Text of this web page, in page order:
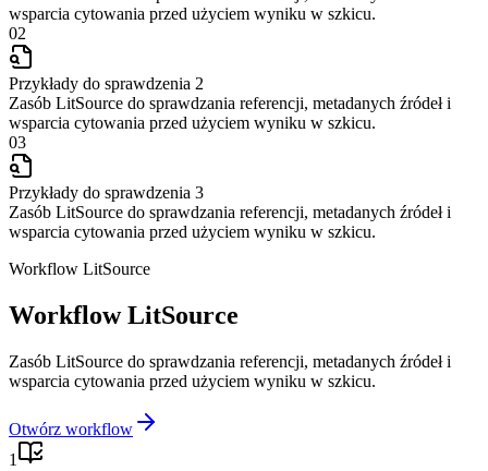
wsparcia cytowania przed użyciem wyniku w szkicu.
02
Przykłady do sprawdzenia 2
Zasób LitSource do sprawdzania referencji, metadanych źródeł i
wsparcia cytowania przed użyciem wyniku w szkicu.
03
Przykłady do sprawdzenia 3
Zasób LitSource do sprawdzania referencji, metadanych źródeł i
wsparcia cytowania przed użyciem wyniku w szkicu.
Workflow LitSource
Workflow LitSource
Zasób LitSource do sprawdzania referencji, metadanych źródeł i
wsparcia cytowania przed użyciem wyniku w szkicu.
Otwórz workflow
1